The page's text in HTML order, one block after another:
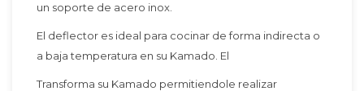
un soporte de acero inox.
El deflector es ideal para cocinar de forma indirecta o
a baja temperatura en su Kamado. El
Transforma su Kamado permitiendole realizar